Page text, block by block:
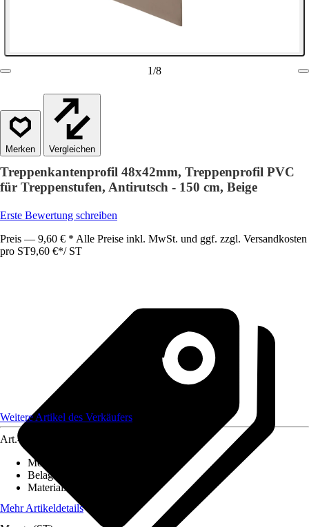
1/8
Vergleichen
Treppenkantenprofil 48x42mm, Treppenprofil PVC
für Treppenstufen, Antirutsch - 150 cm, Beige
Erste Bewertung schreiben
Preis — 9,60 € * Alle Preise inkl. MwSt. und ggf. zzgl. Versandkosten
pro ST9,60 €*/ ST
Weitere Artikel des Verkäufers
Art.-Nr.
Montageart
Belagstärke
Materialspezifizierung
Mehr Artikeldetails